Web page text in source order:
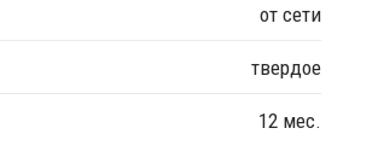
от сети
твердое
12 мес.